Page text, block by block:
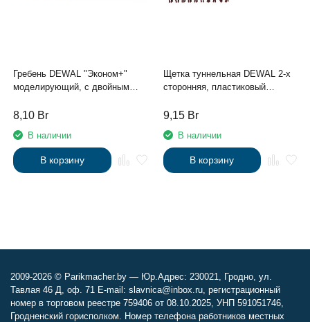
Гребень DEWAL "Эконом+"
моделирующий, с двойным
8,10 Br
В наличии
В корзину
Щетка туннельная DEWAL 2-х
сторонняя, пластиковый
9,15 Br
В наличии
В корзину
2009-2026 © Parikmacher.by — Юр.Адрес: 230021, Гродно, ул.
Тавлая 46 Д, оф. 71 E-mail: slavnica@inbox.ru, регистрационный
номер в торговом реестре 759406 от 08.10.2025, УНП 591051746,
Гродненский горисполком. Номер телефона работников местных